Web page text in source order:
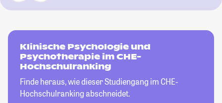
Klinische Psychologie und
Psychotherapie im CHE-
Hochschulranking
Finde heraus, wie dieser Studiengang im CHE-
Hochschulranking abschneidet.